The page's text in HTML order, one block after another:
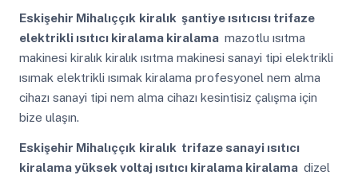
Eskişehir Mihalıççık kiralık şantiye ısıtıcısı trifaze
elektrikli ısıtıcı kiralama kiralama mazotlu ısıtma
makinesi kiralık kiralık ısıtma makinesi sanayi tipi elektrikli
ısımak elektrikli ısımak kiralama profesyonel nem alma
cihazı sanayi tipi nem alma cihazı kesintisiz çalışma için
bize ulaşın.
Eskişehir Mihalıççık kiralık trifaze sanayi ısıtıcı
kiralama yüksek voltaj ısıtıcı kiralama kiralama dizel